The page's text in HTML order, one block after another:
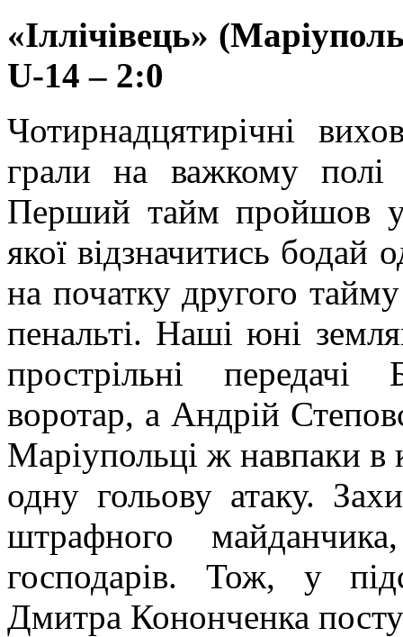
«Іллічівець»
U-14 – 2:0
Чотирнадцятирічні
грали на важкому
Перший тайм пройшов у
якої відзначитись бодай
на початку другого
пенальті. Наші юні
прострільні
воротар, а Андрій
Маріупольці ж навпаки в
одну гольову атаку.
штрафного
господарів. Тож, у
Дмитра Кононченка